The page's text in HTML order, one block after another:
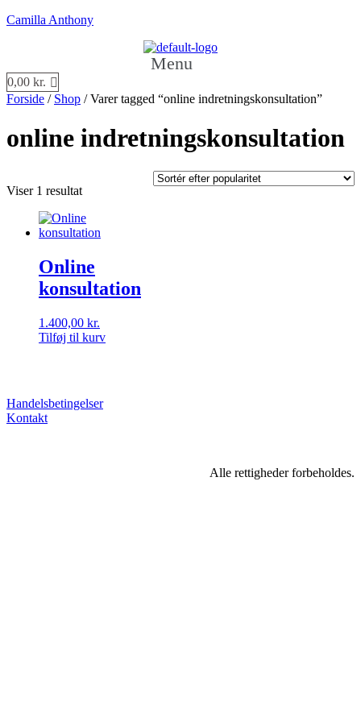
Camilla Anthony
Menu
0,00 kr.
Forside / Shop / Varer tagged “online indretningskonsultation”
online indretningskonsultation
Viser 1 resultat
Online
konsultation
1.400,00 kr.
Tilføj til kurv
Handelsbetingelser
Kontakt
Alle rettigheder forbeholdes.